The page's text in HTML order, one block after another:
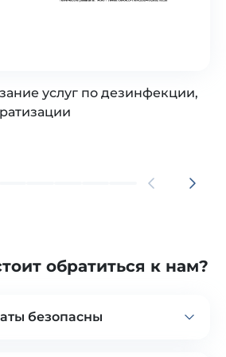
услуг по дезинфекции,
обратиться к нам?
безопасны